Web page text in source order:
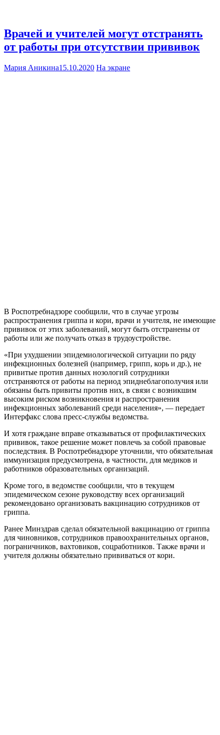
Врачей и учителей могут отстранять
от работы при отсутствии прививок
Мария Аникина15.10.2020 На экране
В Роспотребнадзоре сообщили, что в случае угрозы
распространения гриппа и кори, врачи и учителя, не имеющие
прививок от этих заболеваний, могут быть отстранены от
работы или же получать отказ в трудоустройстве.
«При ухудшении эпидемиологической ситуации по ряду
инфекционных болезней (например, грипп, корь и др.), не
привитые против данных нозологий сотрудники
отстраняются от работы на период эпиднеблагополучия или
обязаны быть привиты против них, в связи с возникшим
высоким риском возникновения и распространения
инфекционных заболеваний среди населения», — передает
Интерфакс слова пресс-службы ведомства.
И хотя граждане вправе отказываться от профилактических
прививок, такое решение может повлечь за собой правовые
последствия. В Роспотребнадзоре уточнили, что обязательная
иммунизация предусмотрена, в частности, для медиков и
работников образовательных организаций.
Кроме того, в ведомстве сообщили, что в текущем
эпидемическом сезоне руководству всех организаций
рекомендовано организовать вакцинацию сотрудников от
гриппа.
Ранее Минздрав сделал обязательной вакцинацию от гриппа
для чиновников, сотрудников правоохранительных органов,
пограничников, вахтовиков, соцработников. Также врачи и
учителя должны обязательно прививаться от кори.